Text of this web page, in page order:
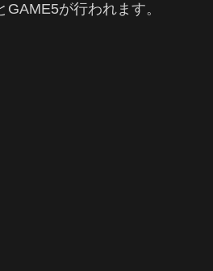
が行われます。